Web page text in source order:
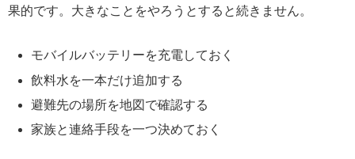
果的です。大きなことをやろうとすると続きません。
モバイルバッテリーを充電しておく
飲料水を一本だけ追加する
避難先の場所を地図で確認する
家族と連絡手段を一つ決めておく